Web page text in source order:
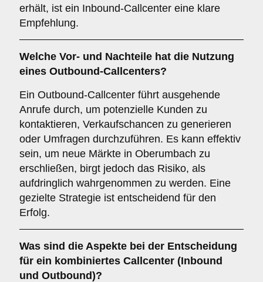
erhält, ist ein Inbound-Callcenter eine klare
Empfehlung.
Welche Vor- und Nachteile hat die Nutzung
eines Outbound-Callcenters?
Ein Outbound-Callcenter führt ausgehende
Anrufe durch, um potenzielle Kunden zu
kontaktieren, Verkaufschancen zu generieren
oder Umfragen durchzuführen. Es kann effektiv
sein, um neue Märkte in Oberumbach zu
erschließen, birgt jedoch das Risiko, als
aufdringlich wahrgenommen zu werden. Eine
gezielte Strategie ist entscheidend für den
Erfolg.
Was sind die Aspekte bei der Entscheidung
für ein kombiniertes Callcenter (Inbound
und Outbound)?